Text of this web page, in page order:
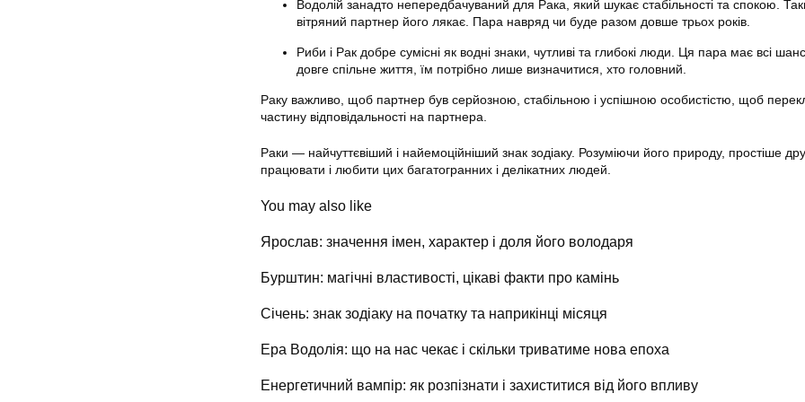
Водолій занадто непередбачуваний для Рака, який шукає стабільності та спокою.
вітряний партнер його лякає. Пара навряд чи буде разом довше трьох років.
Риби і Рак добре сумісні як водні знаки, чутливі та глибокі люди. Ця пара має всі
довге спільне життя, їм потрібно лише визначитися, хто головний.
Раку важливо, щоб партнер був серйозною, стабільною і успішною особистістю, щоб
частину відповідальності на партнера.
Раки — найчуттєвіший і найемоційніший знак зодіаку. Розуміючи його природу, простіше
працювати і любити цих багатогранних і делікатних людей.
You may also like
Ярослав: значення імен, характер і доля його володаря
Бурштин: магічні властивості, цікаві факти про камінь
Січень: знак зодіаку на початку та наприкінці місяця
Ера Водолія: що на нас чекає і скільки триватиме нова епоха
Енергетичний вампір: як розпізнати і захиститися від його впливу